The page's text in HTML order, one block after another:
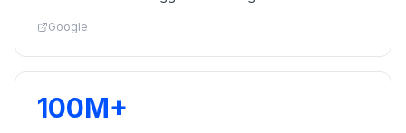
Google
100M+